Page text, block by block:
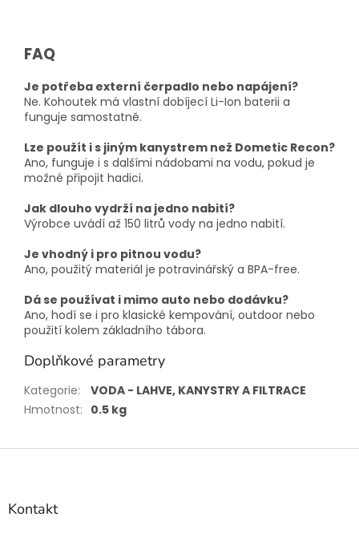
FAQ
Je potřeba externí čerpadlo nebo napájení?
Ne. Kohoutek má vlastní dobíjecí Li-Ion baterii a
funguje samostatně.
Lze použít i s jiným kanystrem než Dometic Recon?
Ano, funguje i s dalšími nádobami na vodu, pokud je
možné připojit hadici.
Jak dlouho vydrží na jedno nabití?
Výrobce uvádí až 150 litrů vody na jedno nabití.
Je vhodný i pro pitnou vodu?
Ano, použitý materiál je potravinářský a BPA-free.
Dá se používat i mimo auto nebo dodávku?
Ano, hodí se i pro klasické kempování, outdoor nebo
použití kolem základního tábora.
Doplňkové parametry
Kategorie:
VODA - LAHVE, KANYSTRY A FILTRACE
Hmotnost: 0.5 kg
Z
Kontakt